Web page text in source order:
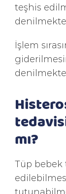
teşhis
İşlem
mı?
Tüp bebek